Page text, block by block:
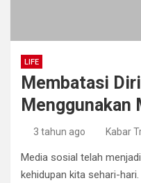
LIFE
Membatasi
Menggunakan
3 tahun ago Kabar
Media sosial telah
kehidupan kita sehari-